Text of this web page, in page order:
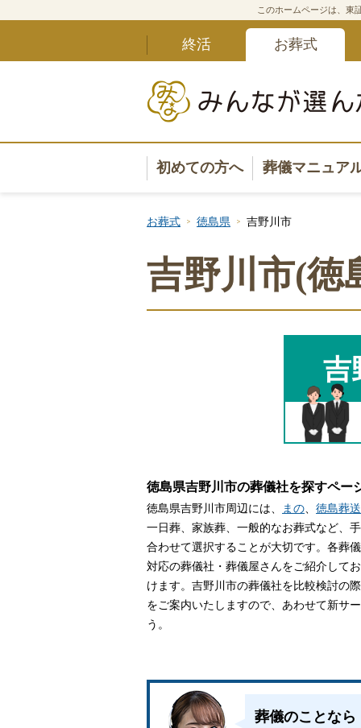
このホームページは、東
終活 お葬式
初めての方へ 葬儀マニュア
葬儀マニュ
葬儀安心サ
葬儀の準備
葬儀の選び
家族葬とは
葬儀費用の
お葬式 徳島県 吉野川市
吉野川市(徳
吉
徳島県吉野川市の葬儀社を探すペー
徳島県吉野川市周辺には、 まの
徳島葬
一日葬、家族葬、一般的なお葬式など、
合わせて選択することが大切です。各葬
対応の葬儀社・葬儀屋さんをご紹介して
けます。吉野川市の葬儀社を比較検討の
をご案内いたしますので、あわせて新サ
う。
葬儀のことなら